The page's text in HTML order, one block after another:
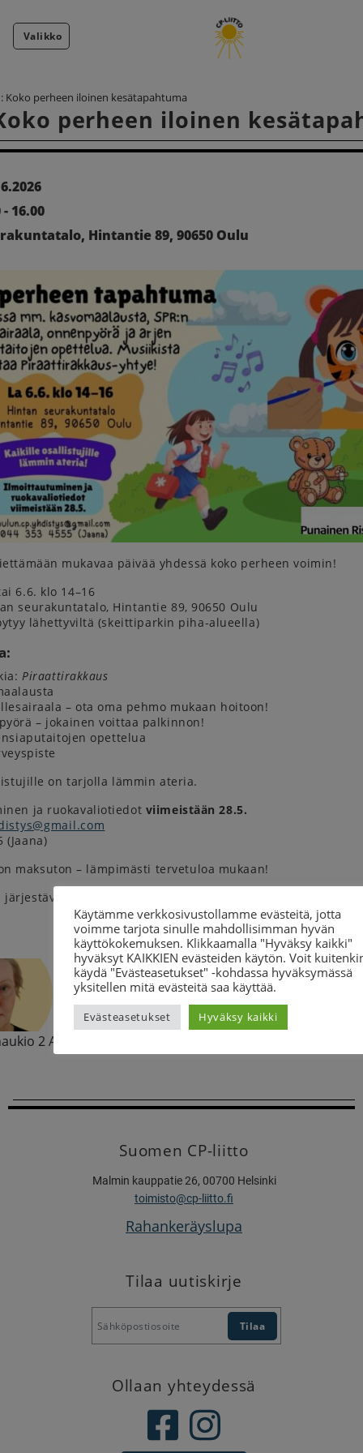
Valikko
Koko perheen iloinen kesätapahtuma
perheen iloinen
16.00
Hintantie 89, 90650 Oulu
mukavaa päivää yhdessä koko perheen voimin!
6.6. klo 14–16
seurakuntatalo, Hintantie 89, 90650 Oulu
lähettyviltä (skeittiparkin piha-alueella)
Piraattirakkaus
– ota oma pehmo mukaan hoitoon!
– jokainen voittaa palkinnon!
opettelua
on tarjolla lämmin ateria.
ja ruokavaliotiedot viimeistään 28.5.
(Jaana)
maksuton – lämpimästi tervetuloa mukaan!
yhteistyössä Oulun seudun CP-yhdistys, SPR ja
vastaava järjestösuunnittelija
Merja Partanen
040 575 3022
merja.partanen@cp-liitto.fi
2 A, 70100 Kuopio
Suomen CP-liitto
Malmin kauppatie 26, 00700 Helsinki
toimisto@cp-liitto.fi
Rahankeräyslupa
Tilaa uutiskirje
Ollaan yhteydessä
Käytämme verkkosivustollamme evästeitä, jotta
voimme tarjota sinulle mahdollisimman hyvän
käyttökokemuksen. Klikkaamalla "Hyväksy kaikki"
hyväksyt KAIKKIEN evästeiden käytön. Voit
käydä "Evästeasetukset" -kohdassa hyväksymässä
yksitellen mitä evästeitä saa käyttää.
Evästeasetukset Hyväksy kaikki